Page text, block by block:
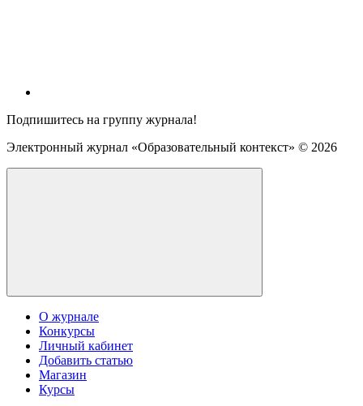
Подпишитесь на группу журнала!
Электронный журнал «Образовательный контекст» © 2026
О журнале
Конкурсы
Личный кабинет
Добавить статью
Магазин
Курсы